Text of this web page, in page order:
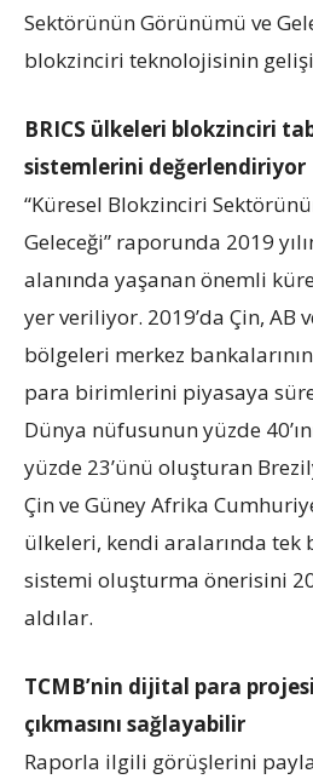
Sektörünün Görünümü ve
blokzinciri teknolojisinin
BRICS ülkeleri blokzinciri
sistemlerini değerlendiriyor
“Küresel Blokzinciri
Geleceği” raporunda 2019
alanında yaşanan önemli
yer veriliyor. 2019’da Çin, AB
bölgeleri merkez
para birimlerini piyasaya
Dünya nüfusunun yüzde
yüzde 23’ünü oluşturan
Çin ve Güney Afrika
ülkeleri, kendi aralarında tek
sistemi oluşturma önerisini
aldılar.
TCMB’nin dijital para
çıkmasını sağlayabilir
Raporla ilgili görüşlerini